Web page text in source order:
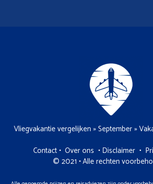
Vliegvakantie vergelijken »September»
Contact • Over ons • Disclaimer •
© 2021 • Alle rechten